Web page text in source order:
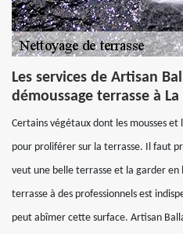
Les services de Artisan
démoussage terrasse à
Certains végétaux dont les mousses
pour proliférer sur la terrasse. Il faut
veut une belle terrasse et la garder
terrasse à des professionnels est
peut abîmer cette surface. Artisan